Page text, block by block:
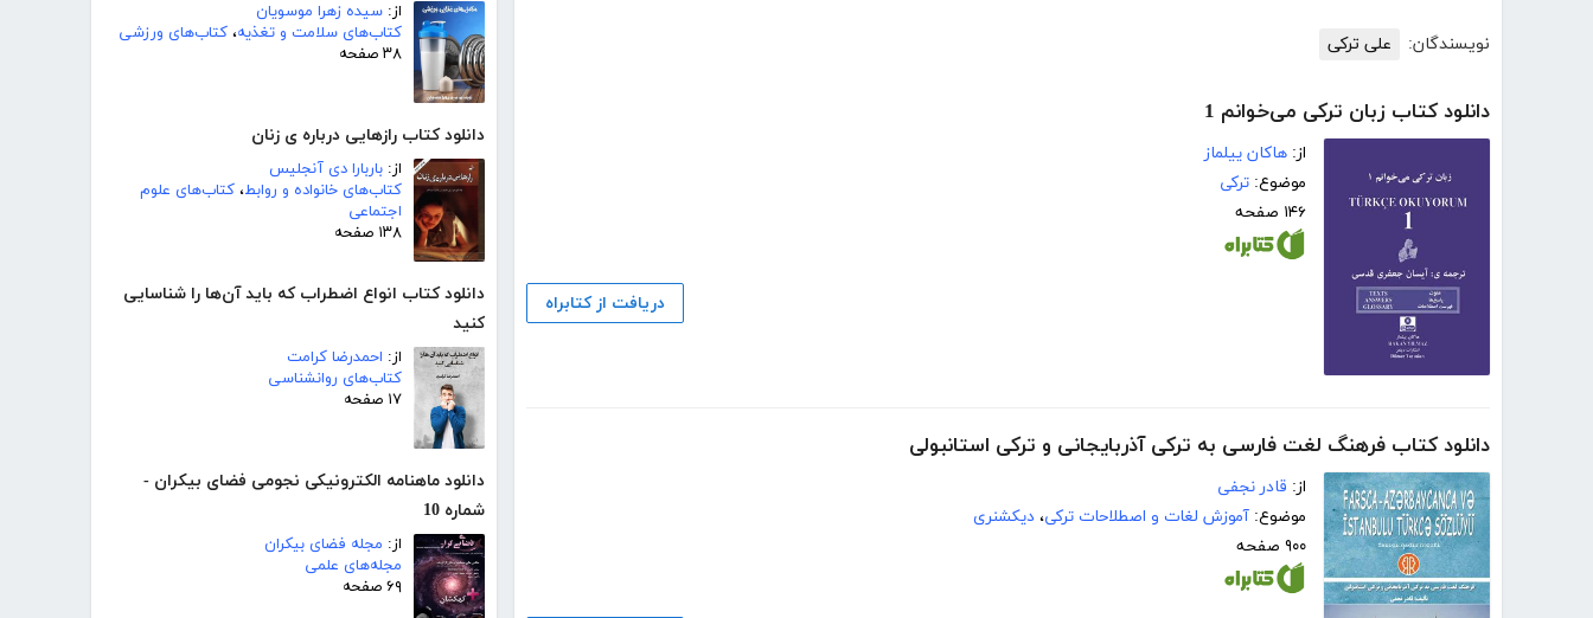
از: سیده زهرا موسویان
کتاب‌های سلامت و تغذیه، کتاب‌های ورزشی
۳۸ صفحه
دانلود کتاب رازهایی درباره ی زنان
از: باربارا دی آنجلیس
کتاب‌های خانواده و روابط، کتاب‌های علوم
اجتماعی
۱۳۸ صفحه
دانلود کتاب انواع اضطراب که باید آ‌ن‌ها را شناسایی
کنید
از: احمدرضا کرامت
کتاب‌های روانشناسی
۱۷ صفحه
دانلود ماهنامه الکترونیکی نجومی فضای بیکران -
شماره 10
از: مجله فضای بیکران
مجله‌های علمی
۶۹ صفحه
نویسندگان: علی ترکی
دانلود کتاب زبان ترکی می‌خوانم 1
از: هاکان ییلماز
موضوع: ترکی
۱۴۶ صفحه
دریافت از کتابراه
دانلود کتاب فرهنگ لغت فارسی به ترکی آذربایجانی و ترکی استانبولی
از: قادر نجفی
موضوع: آموزش لغات و اصطلاحات ترکی، دیکشنری
۹۰۰ صفحه